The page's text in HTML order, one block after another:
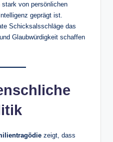
stark von persönlichen
geprägt ist.
Schicksalsschläge das
Glaubwürdigkeit schaffen
zeigt, dass